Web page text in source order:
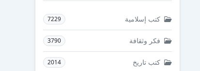
كتب إسلامية 7229
فكر وثقافة 3790
كتب تاريخ 2014